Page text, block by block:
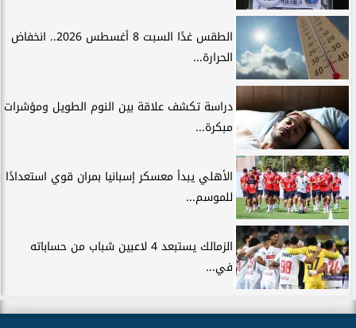
الطقس غدًا السبت 8 أغسطس 2026.. انخفاض
الحرارة...
دراسة تكشف علاقة بين النوم الطويل ومؤشرات
مبكرة...
الأهلي يبدأ معسكر إسبانيا بمران قوي استعدادًا
للموسم...
الزمالك يستبعد 4 لاعبين شباب من حساباته
في...